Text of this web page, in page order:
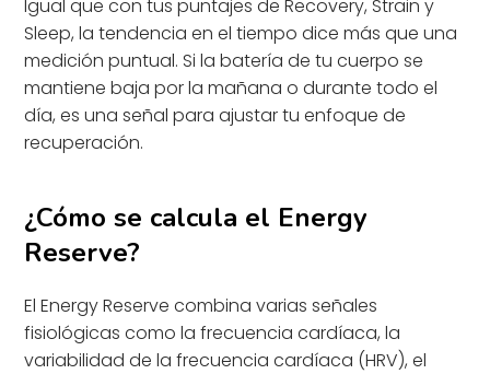
Igual que con tus puntajes de Recovery, Strain y
Sleep, la tendencia en el tiempo dice más que una
medición puntual. Si la batería de tu cuerpo se
mantiene baja por la mañana o durante todo el
día, es una señal para ajustar tu enfoque de
recuperación.
¿Cómo se calcula el Energy
Reserve?
El Energy Reserve combina varias señales
fisiológicas como la frecuencia cardíaca, la
variabilidad de la frecuencia cardíaca (HRV), el